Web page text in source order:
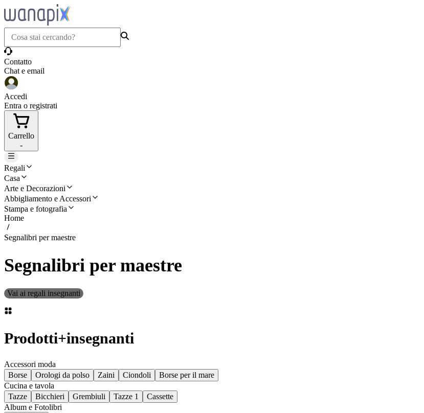
Contatto
Chat e email
Accedi
Entra o registrati
Carrello
-
Regali
Casa
Arte e Decorazioni
Abbigliamento e Accessori
Stampa e fotografia
Home
Segnalibri per maestre
Segnalibri per maestre
Vai ai regali insegnanti
Prodotti+insegnanti
Accessori moda
Borse
Orologi da polso Zaini Ciondoli
Borse per il mare
Cucina e tavola
Tazze
Bicchieri Grembiuli Tazze 1
Cassette
Album e Fotolibri